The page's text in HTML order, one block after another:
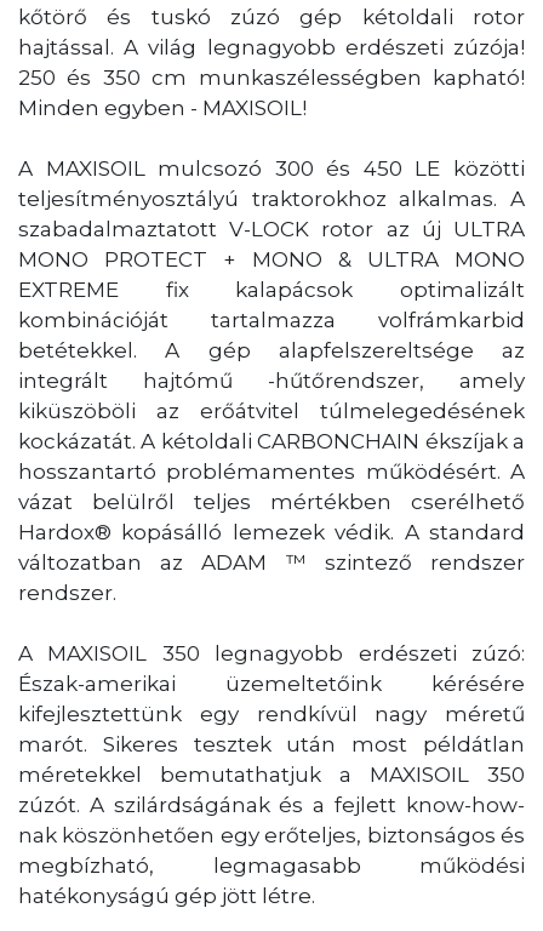
kőtörő és tuskó zúzó gép kétoldali rotor
hajtással. A világ legnagyobb erdészeti zúzója!
250 és 350 cm munkaszélességben kapható!
Minden egyben - MAXISOIL!
A MAXISOIL mulcsozó 300 és 450 LE közötti
teljesítményosztályú traktorokhoz alkalmas. A
szabadalmaztatott V-LOCK rotor az új ULTRA
MONO PROTECT + MONO & ULTRA MONO
EXTREME fix kalapácsok optimalizált
kombinációját tartalmazza volfrámkarbid
betétekkel. A gép alapfelszereltsége az
integrált hajtómű -hűtőrendszer, amely
kiküszöböli az erőátvitel túlmelegedésének
kockázatát. A kétoldali CARBONCHAIN ékszíjak a
hosszantartó problémamentes működésért. A
vázat belülről teljes mértékben cserélhető
Hardox® kopásálló lemezek védik. A standard
változatban az ADAM ™ szintező rendszer
rendszer.
A MAXISOIL 350 legnagyobb erdészeti zúzó:
Észak-amerikai üzemeltetőink kérésére
kifejlesztettünk egy rendkívül nagy méretű
marót. Sikeres tesztek után most példátlan
méretekkel bemutathatjuk a MAXISOIL 350
zúzót. A szilárdságának és a fejlett know-how-
nak köszönhetően egy erőteljes, biztonságos és
megbízható, legmagasabb működési
hatékonyságú gép jött létre.